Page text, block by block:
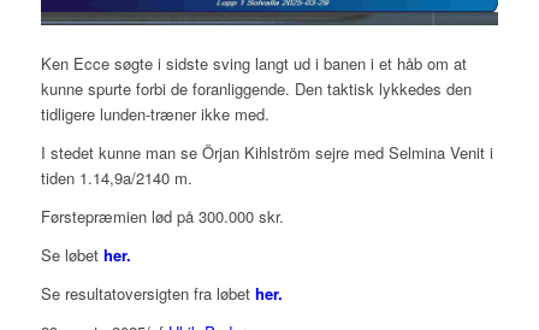
Ken Ecce søgte i sidste sving langt ud i banen i et håb om at
kunne spurte forbi de foranliggende. Den taktisk lykkedes den
tidligere lunden-træner ikke med.
I stedet kunne man se Örjan Kihlström sejre med Selmina Venit i
tiden 1.14,9a/2140 m.
Førstepræmien lød på 300.000 skr.
Se løbet her.
Se resultatoversigten fra løbet her.